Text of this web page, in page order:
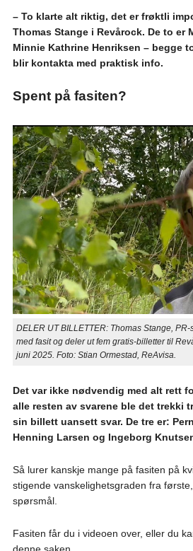
– To klarte alt riktig, det er frøktli
Thomas Stange i Revårock. De to er
Minnie Kathrine Henriksen – begge
blir kontakta med praktisk info.
Spent på fasiten?
DELER UT BILLETTER: Thomas Stange,
med fasit og deler ut fem gratis-billetter til
juni 2025. Foto: Stian Ormestad, ReAvisa.
Det var ikke nødvendig med alt rett
alle resten av svarene ble det trekki
sin billett uansett svar. De tre er:
Henning Larsen og Ingeborg
Så lurer kanskje mange på fasiten på
stigende vanskelighetsgraden fra
spørsmål.
Fasiten får du i videoen over, eller du
denne saken.